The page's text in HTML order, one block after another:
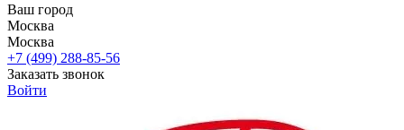
Ваш город
Москва
Москва
+7 (499) 288-85-56
Заказать звонок
Войти